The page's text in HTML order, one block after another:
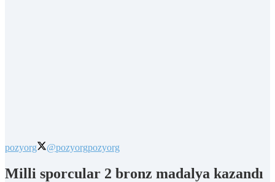
pozyorg @pozyorgpozyorg
Milli sporcular 2 bronz madalya kazandı